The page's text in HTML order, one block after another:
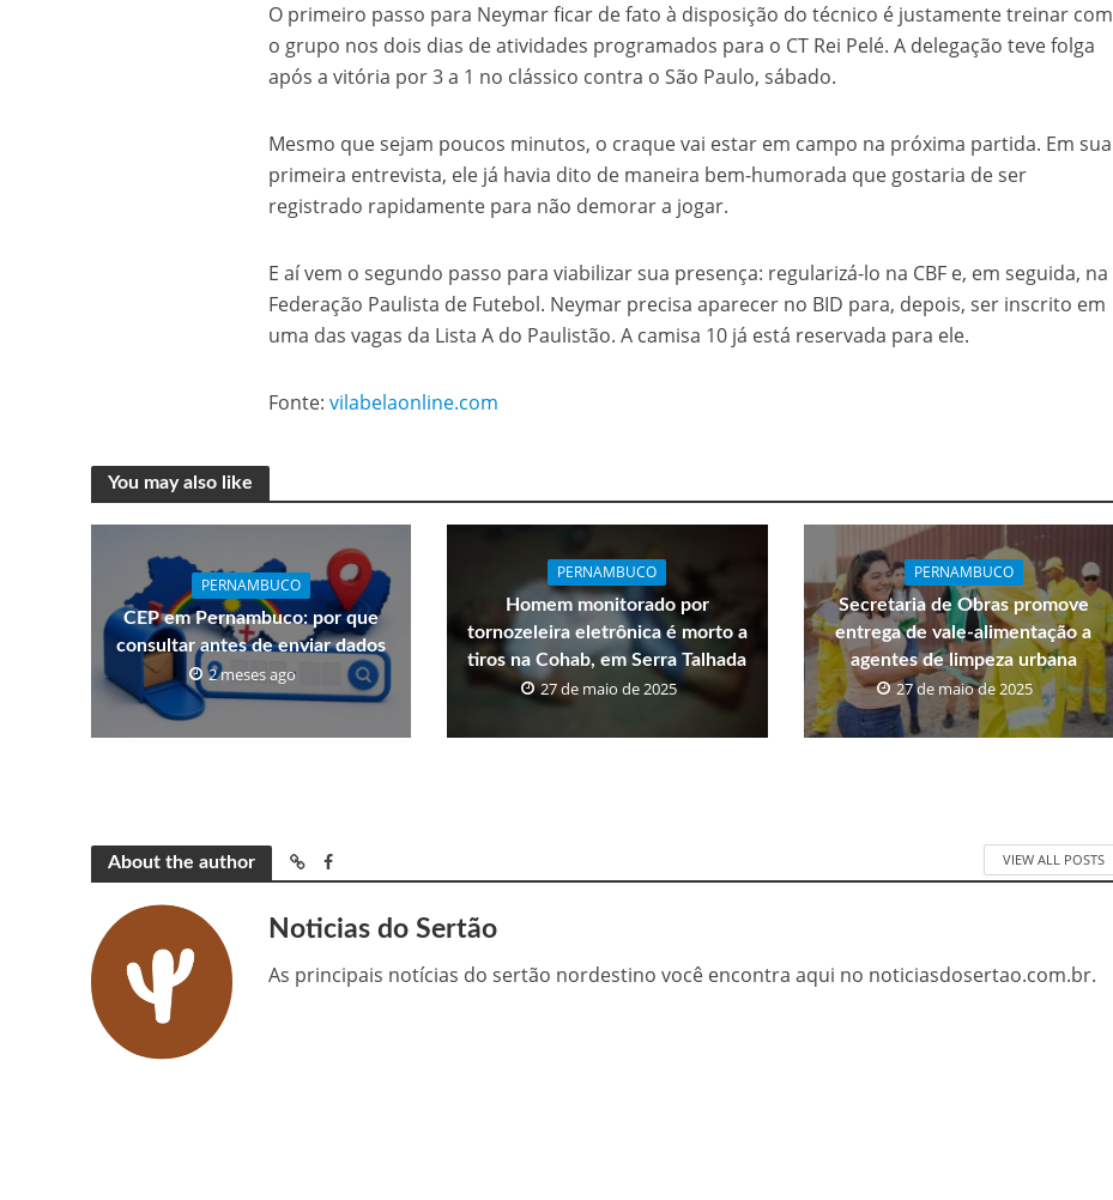
O primeiro passo para Neymar ficar de fato à disposição do técnico é justamente treinar com
o grupo nos dois dias de atividades programados para o CT Rei Pelé. A delegação teve folga
após a vitória por 3 a 1 no clássico contra o São Paulo, sábado.
Mesmo que sejam poucos minutos, o craque vai estar em campo na próxima partida. Em sua
primeira entrevista, ele já havia dito de maneira bem-humorada que gostaria de ser
registrado rapidamente para não demorar a jogar.
E aí vem o segundo passo para viabilizar sua presença: regularizá-lo na CBF e, em seguida, na
Federação Paulista de Futebol. Neymar precisa aparecer no BID para, depois, ser inscrito em
uma das vagas da Lista A do Paulistão. A camisa 10 já está reservada para ele.
Fonte:vilabelaonline.com
You may also like
PERNAMBUCO
CEP em Pernambuco: por que
consultar antes de enviar dados
2 meses ago
PERNAMBUCO
Homem monitorado por
tornozeleira eletrônica é morto a
tiros na Cohab, em Serra Talhada
27 de maio de 2025
PERNAMBUCO
Secretaria de Obras promove
entrega de vale-alimentação a
agentes de limpeza urbana
27 de maio de 2025
About the author VIEW ALL POSTS
Noticias do Sertão
As principais notícias do sertão nordestino você encontra aqui no noticiasdosertao.com.br.